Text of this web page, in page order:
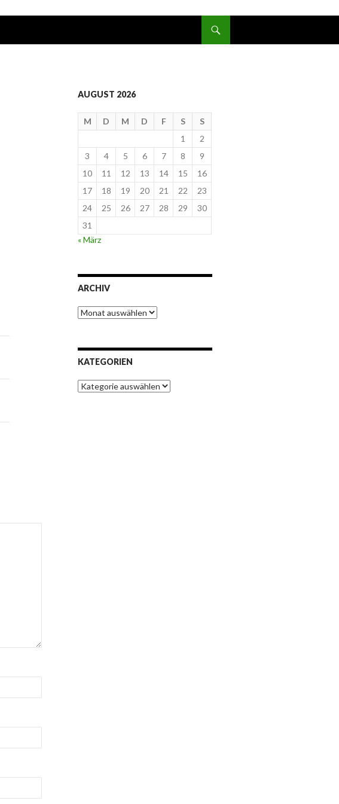
AUGUST 2026
M D M D F S
S
1
2
3
4 5 6 7 8
9
10
11 12 13 14 15
16
17
18 19 20 21 22
23
24
25 26 27 28 29
30
31
« März
ARCHIV
Archiv
KATEGORIEN
Kategorien